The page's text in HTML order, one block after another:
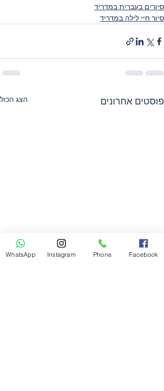
סיורים בעברית במדריד
סיור חיי לילה במדריד
פוסטים אחרונים הצג הכול
WhatsApp Instagram Phone Facebook